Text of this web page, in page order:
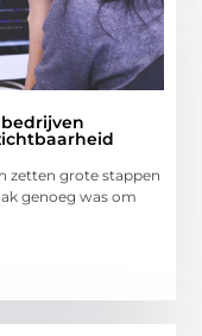
zetten grote stappen
genoeg was om